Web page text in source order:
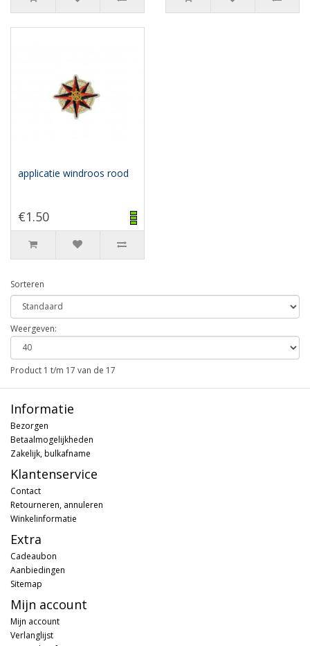
applicatie windroos rood
€1.50
Sorteren
Weergeven:
Product 1 t/m 17 van de 17
Informatie
Bezorgen
Betaalmogelijkheden
Zakelijk, bulkafname
Klantenservice
Contact
Retourneren, annuleren
Winkelinformatie
Extra
Cadeaubon
Aanbiedingen
Sitemap
Mijn account
Mijn account
Verlanglijst